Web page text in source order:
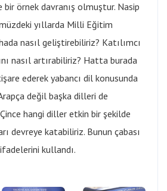
bir örnek davranış olmuştur. Nasip
yıllarda Milli Eğitim
nasıl geliştirebiliriz? Katılımcı
nasıl artırabiliriz? Hatta burada
ederek yabancı dil konusunda
değil başka dilleri de
hangi diller etkin bir şekilde
devreye katabiliriz. Bunun çabası
kullandı.